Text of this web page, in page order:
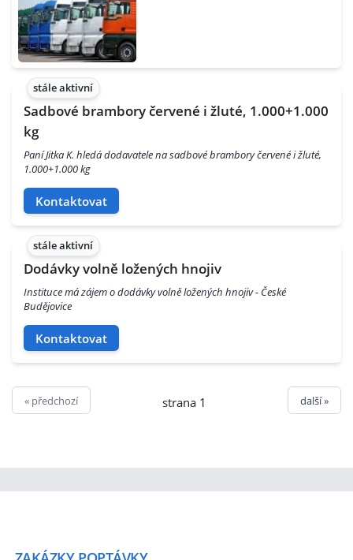
stále aktivní
Sadbové brambory červené i žluté, 1.000+1.000
kg
Paní Jitka K. hledá dodavatele na sadbové brambory červené i žluté,
1.000+1.000 kg
Kontaktovat
stále aktivní
Dodávky volně ložených hnojiv
Instituce má zájem o dodávky volně ložených hnojiv - České
Budějovice
Kontaktovat
« předchozí strana 1 další »